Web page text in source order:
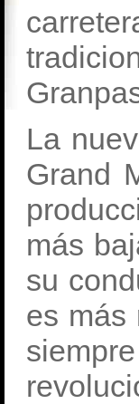
La
Grand
más
su
es más